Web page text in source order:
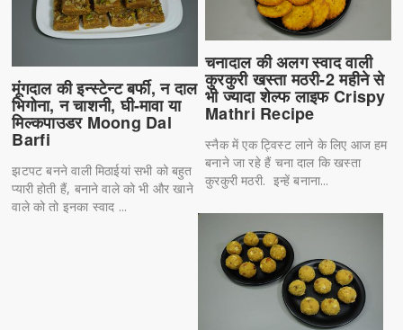
मूंगदाल की इन्स्टेन्ट बर्फी, न दाल
भिगोना, न चाशनी, घी-मावा या
मिल्कपाउडर Moong Dal
Barfi
झटपट बनने वाली मिठाईयां सभी को बहुत
प्यारी होती हैं, बनाने वाले को भी और खाने
वाले को तो इनका स्वाद ...
चनादाल की अलग स्वाद वाली
कुरकुरी खस्ता मठरी-2 महीने से
भी ज्यादा शेल्फ लाइफ Crispy
Mathri Recipe
स्नैक में एक ट्विस्ट लाने के लिए आज हम
बनाने जा रहे हैं चना दाल कि खस्ता
कुरकुरी मठरी. इन्हें बनाना...